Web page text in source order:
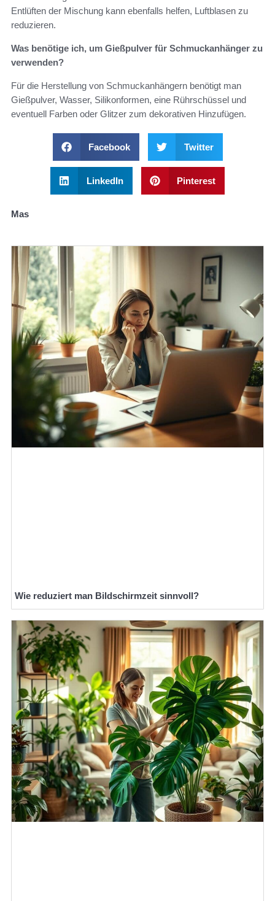
Entlüften der Mischung kann ebenfalls helfen, Luftblasen zu
reduzieren.
Was benötige ich, um Gießpulver für Schmuckanhänger zu
verwenden?
Für die Herstellung von Schmuckanhängern benötigt man
Gießpulver, Wasser, Silikonformen, eine Rührschüssel und
eventuell Farben oder Glitzer zum dekorativen Hinzufügen.
Facebook Twitter
LinkedIn Pinterest
Mas
Wie reduziert man Bildschirmzeit sinnvoll?